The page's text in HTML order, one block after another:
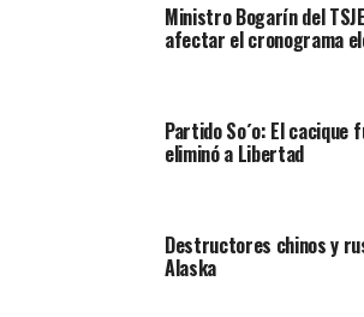
Ministro Bogarín del
afectar el cronograma
Partido So´o: El cacique
eliminó a Libertad
Destructores chinos y
Alaska